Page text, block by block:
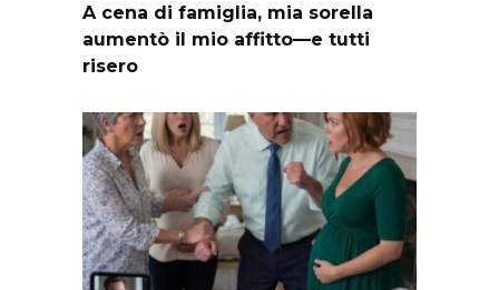
A cena di famiglia, mia sorella
aumentò il mio affitto—e tutti
risero